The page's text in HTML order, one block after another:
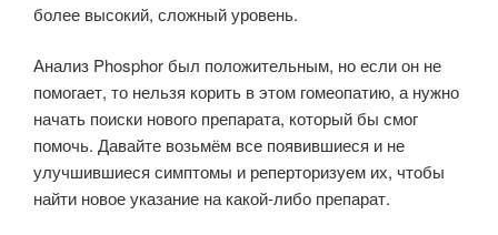
более высокий, сложный уровень.
Анализ Phosphor был положительным, но если он не
помогает, то нельзя корить в этом гомеопатию, а нужно
начать поиски нового препарата, который бы смог
помочь. Давайте возьмём все появившиеся и не
улучшившиеся симптомы и реперторизуем их, чтобы
найти новое указание на какой-либо препарат.